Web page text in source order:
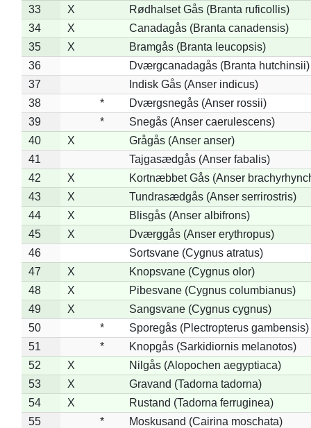
33
X
Rødhalset Gås (Branta ruficollis)
34
X
Canadagås (Branta canadensis)
35
X
Bramgås (Branta leucopsis)
36
Dværgcanadagås (Branta hutchinsii)
37
Indisk Gås (Anser indicus)
38
*
Dværgsnegås (Anser rossii)
39
*
Snegås (Anser caerulescens)
40
X
Grågås (Anser anser)
41
Tajgasædgås (Anser fabalis)
42
X
Kortnæbbet Gås (Anser
43
X
Tundrasædgås (Anser serrirostris)
44
X
Blisgås (Anser albifrons)
45
X
Dværggås (Anser erythropus)
46
Sortsvane (Cygnus atratus)
47
X
Knopsvane (Cygnus olor)
48
X
Pibesvane (Cygnus columbianus)
49
X
Sangsvane (Cygnus cygnus)
50
*
Sporegås (Plectropterus gambensis)
51
*
Knopgås (Sarkidiornis melanotos)
52
X
Nilgås (Alopochen aegyptiaca)
53
X
Gravand (Tadorna tadorna)
54
X
Rustand (Tadorna ferruginea)
55
*
Moskusand (Cairina moschata)